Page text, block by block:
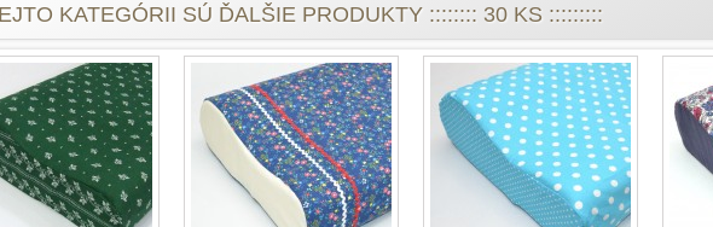
KATEGÓRII SÚ ĎALŠIE PRODUKTY :::::::: 30 KS :::::::::